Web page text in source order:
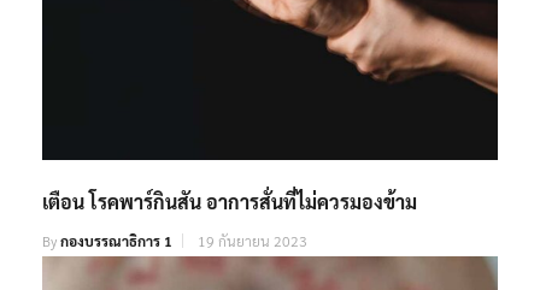
เตือน โรคพาร์กินสัน อาการสั่นที่ไม่ควรมองข้าม
Byกองบรรณาธิการ 1 19 กันยายน 2023